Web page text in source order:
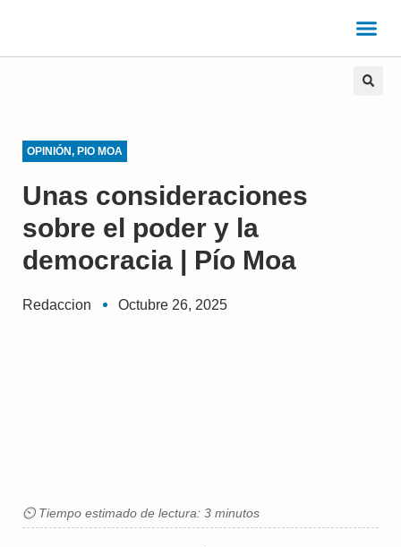
OPINIÓN, PIO MOA
Unas consideraciones
sobre el poder y la
democracia | Pío Moa
Redaccion Octubre 26, 2025
⏲ Tiempo estimado de lectura: 3 minutos